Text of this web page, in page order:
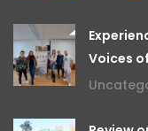
Voices